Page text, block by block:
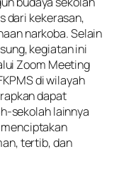
dari kekerasan,
narkoba. Selain
kegiatan ini
Zoom Meeting
di wilayah
dapat
sekolah lainnya
tertib, dan